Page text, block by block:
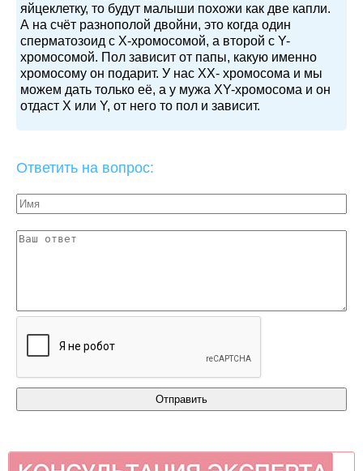
яйцеклетку, то будут малыши похожи как две капли.
А на счёт разнополой двойни, это когда один
сперматозоид с Х-хромосомой, а второй с Y-
хромосомой. Пол зависит от папы, какую именно
хромосому он подарит. У нас ХХ- хромосома и мы
можем дать только её, а у мужа XY-хромосома и он
отдаст X или Y, от него то пол и зависит.
Ответить на вопрос: